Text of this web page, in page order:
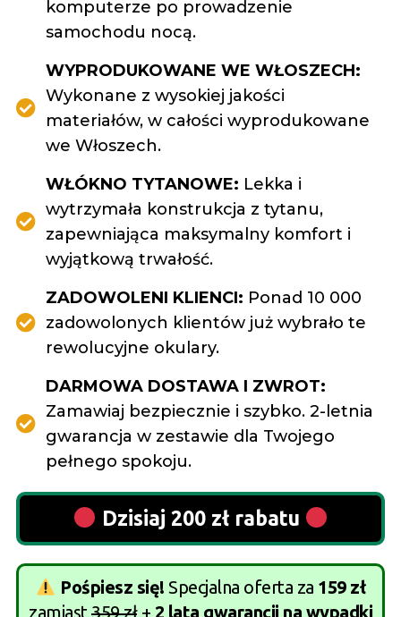
komputerze po prowadzenie
samochodu nocą.
WYPRODUKOWANE WE WŁOSZECH:
Wykonane z wysokiej jakości
materiałów, w całości wyprodukowane
we Włoszech.
WŁÓKNO TYTANOWE: Lekka i
wytrzymała konstrukcja z tytanu,
zapewniająca maksymalny komfort i
wyjątkową trwałość.
ZADOWOLENI KLIENCI: Ponad 10 000
zadowolonych klientów już wybrało te
rewolucyjne okulary.
DARMOWA DOSTAWA I ZWROT:
Zamawiaj bezpiecznie i szybko. 2-letnia
gwarancja w zestawie dla Twojego
pełnego spokoju.
Dzisiaj 200 zł rabatu
Pośpiesz się! Specjalna oferta za 159 zł
zamiast359 zł+ 2 lata gwarancji na wypadki